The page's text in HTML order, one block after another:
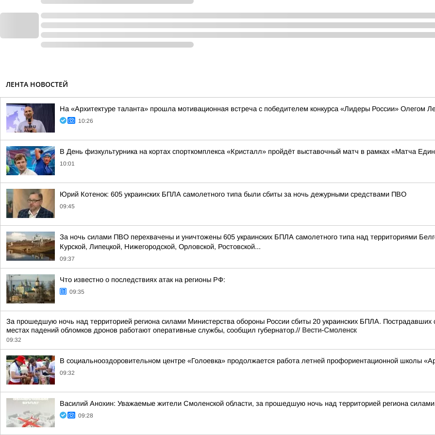
ЛЕНТА НОВОСТЕЙ
На «Архитектуре таланта» прошла мотивационная встреча с победителем конкурса «Лидеры России» Олегом
10:26
В День физкультурника на кортах спорткомплекса «Кристалл» пройдёт выставочный матч в рамках «Матча
10:01
Юрий Котенок: 605 украинских БПЛА самолетного типа были сбиты за ночь дежурными средствами ПВО
09:45
За ночь силами ПВО перехвачены и уничтожены 605 украинских БПЛА самолетного типа над территориями
Курской, Липецкой, Нижегородской, Орловской, Ростовской...
09:37
Что известно о последствиях атак на регионы РФ:
09:35
За прошедшую ночь над территорией региона силами Министерства обороны России сбиты 20 украинских БПЛА.
местах падений обломков дронов работают оперативные службы, сообщил губернатор.// Вести-Смоленск
09:32
В социальнооздоровительном центре «Голоевка» продолжается работа летней профориентационной школы
09:32
Василий Анохин: Уважаемые жители Смоленской области, за прошедшую ночь над территорией региона
09:28